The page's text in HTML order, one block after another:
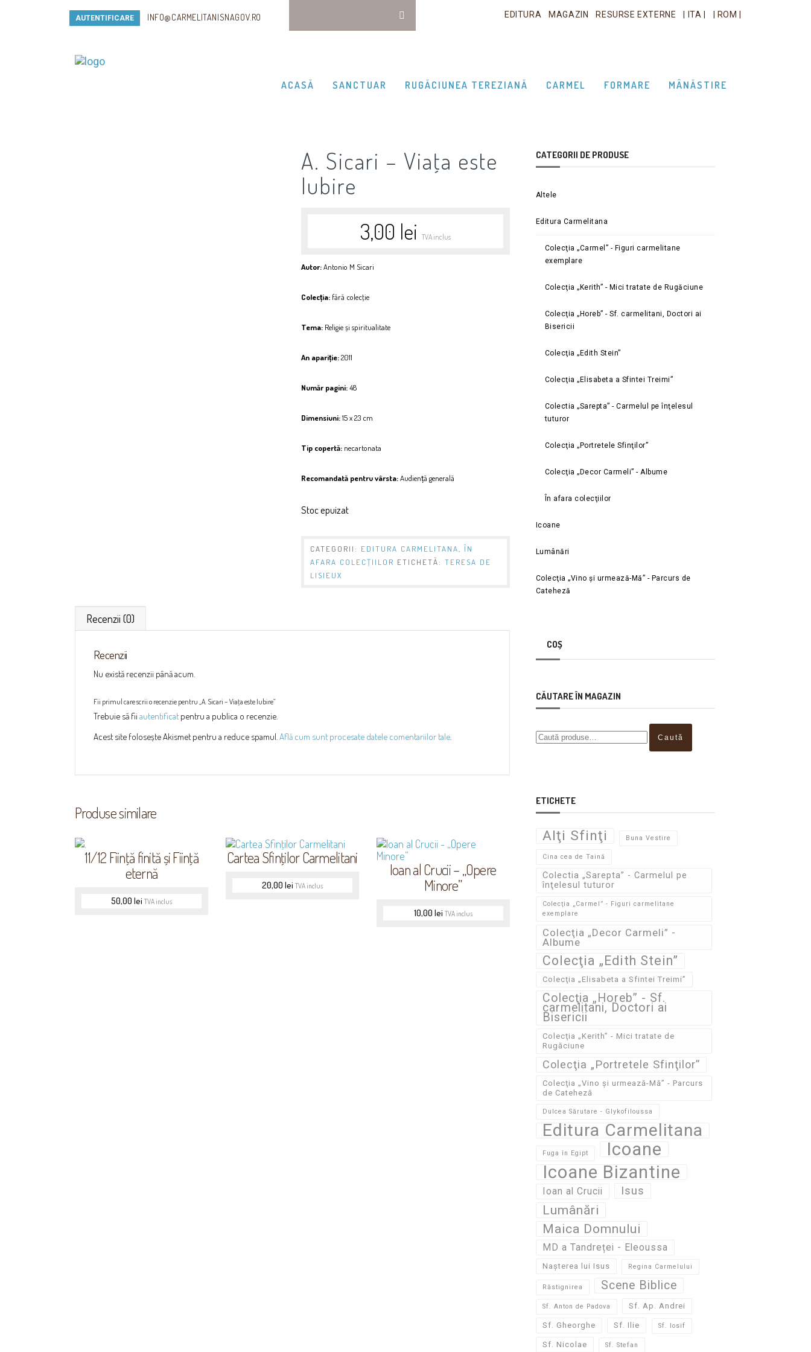
AUTENTIFICARE INFO@CARMELITANISNAGOV.RO EDITURA MAGAZIN RESURSE EXTERNE | ITA | | ROM |
ACASĂ SANCTUAR RUGĂCIUNEA TEREZIANĂ CARMEL FORMARE MÂNĂSTIRE
A. Sicari – Viaţa este
Iubire
3,00 lei TVA inclus
Autor:Antonio M Sicari
Colecția:fără colecţie
Tema:Religie și spiritualitate
An apariție:2011
Număr pagini:48
Dimensiuni:15 x 23 cm
Tip copertă:necartonata
Recomandată pentru vârsta:Audiență generală
Stoc epuizat
CATEGORII: EDITURA CARMELITANA
ÎN
AFARA COLECŢIILOR ETICHETĂ: TERESA DE
LISIEUX
Recenzii (0)
Recenzii
Nu există recenzii până acum.
Fii primul care scrii o recenzie pentru „A. Sicari – Viaţa este Iubire”
Trebuie să fii autentificat pentru a publica o recenzie.
Acest site folosește Akismet pentru a reduce spamul.Află cum sunt procesate datele comentariilor tale.
Produse similare
11/12 Fiinţă finită și Fiinţă
eternă
50,00 lei TVA inclus
Cartea Sfinţilor Carmelitani
20,00 lei TVA inclus
Ioan al Crucii – „Opere
Minore”
10,00 lei TVA inclus
CATEGORII DE PRODUSE
Altele
Editura Carmelitana
Colecţia „Carmel” - Figuri carmelitane
exemplare
Colecţia „Kerith” - Mici tratate de Rugăciune
Colecţia „Horeb” - Sf. carmelitani, Doctori ai
Bisericii
Colecţia „Edith Stein”
Colecţia „Elisabeta a Sfintei Treimi”
Colectia „Sarepta” - Carmelul pe înţelesul
tuturor
Colecţia „Portretele Sfinţilor”
Colecţia „Decor Carmeli” - Albume
În afara colecţiilor
Icoane
Lumânări
Colecţia „Vino și urmează-Mă” - Parcurs de
Cateheză
COȘ
CĂUTARE ÎN MAGAZIN
Caută
ETICHETE
Alţi Sfinţi Buna Vestire
Cina cea de Taină
Colectia „Sarepta” - Carmelul pe
înţelesul tuturor
Colecţia „Carmel” - Figuri carmelitane
exemplare
Colecţia „Decor Carmeli” -
Albume
Colecţia „Edith Stein”
Colecţia „Elisabeta a Sfintei Treimi”
Colecţia „Horeb” - Sf.
carmelitani, Doctori ai
Bisericii
Colecţia „Kerith” - Mici tratate de
Rugăciune
Colecţia „Portretele Sfinţilor”
Colecţia „Vino și urmează-Mă” - Parcurs
de Cateheză
Dulcea Sărutare - Glykofiloussa
Editura Carmelitana
Fuga în Egipt
Icoane
Icoane Bizantine
Ioan al Crucii Isus
Lumânări
Maica Domnului
MD a Tandreței - Eleoussa
Nașterea lui Isus Regina Carmelului
Răstignirea Scene Biblice
Sf. Anton de Padova Sf. Ap. Andrei
Sf. Gheorghe Sf. Ilie Sf. Iosif
Sf. Nicolae Sf. Stefan